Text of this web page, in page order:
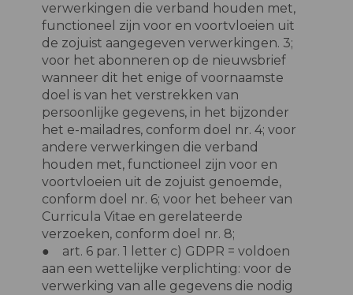
verwerkingen die verband houden met,
functioneel zijn voor en voortvloeien uit
de zojuist aangegeven verwerkingen. 3;
voor het abonneren op de nieuwsbrief
wanneer dit het enige of voornaamste
doel is van het verstrekken van
persoonlijke gegevens, in het bijzonder
het e-mailadres, conform doel nr. 4; voor
andere verwerkingen die verband
houden met, functioneel zijn voor en
voortvloeien uit de zojuist genoemde,
conform doel nr. 6; voor het beheer van
Curricula Vitae en gerelateerde
verzoeken, conform doel nr. 8;
● art. 6 par. 1 letter c) GDPR = voldoen
aan een wettelijke verplichting: voor de
verwerking van alle gegevens die nodig